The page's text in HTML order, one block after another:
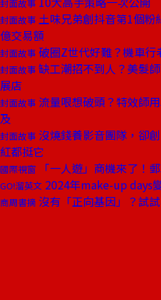
封面故事
封面故事 土味兄弟創抖音第1個
億交易額
封面故事 破圈Z世代好難？機車
封面故事 缺工潮招不到人？美髮
展店
封面故事 流量哏想破頭？特效師
及
封面故事 沒燒錢養影音團隊，卻
紅都挺它
國際視窗 「一人遊」商機來了！
GO!溜英文 2024年make-up days
商周書摘 沒有「正向基因」？試